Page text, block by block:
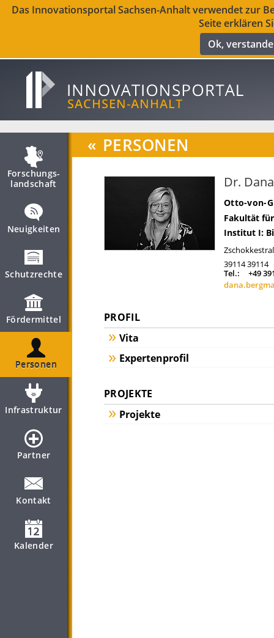
Das Innovationsportal Sachsen-Anhalt verwendet zur
Seite erklären
Ok,
Forschungs­
landschaft
Neuigkeiten
Schutzrechte
Fördermittel
Personen
Infrastruktur
Partner
Kontakt
Kalender
« PERSONEN
Dr.
Otto-von-
Fakultät
Institut I:
3911439114
Tel.:
+49
PROFIL
Vita
Expertenprofil
PROJEKTE
Projekte